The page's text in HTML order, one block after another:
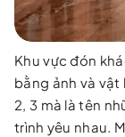
Khu vực đón
bằng ảnh và vật
2, 3 mà là tên
trình yêu nhau.